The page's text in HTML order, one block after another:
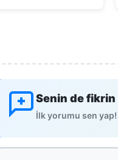
Senin de fikrin
İlk yorumu sen